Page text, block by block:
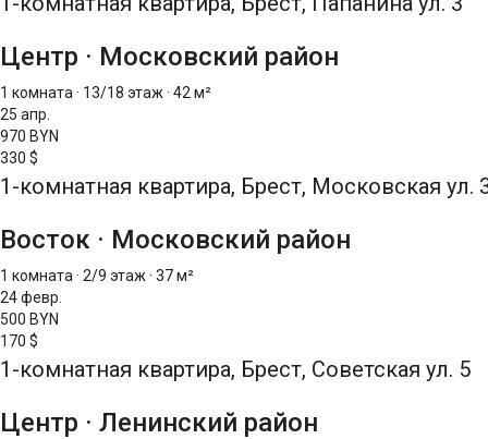
Центр · Московский район
1 комната · 13/18 этаж · 42 м²
25 апр.
970 BYN
330 $
1-комнатная квартира, Брест, Московская ул.
Восток · Московский район
1 комната · 2/9 этаж · 37 м²
24 февр.
500 BYN
170 $
1-комнатная квартира, Брест, Советская ул. 5
Центр · Ленинский район